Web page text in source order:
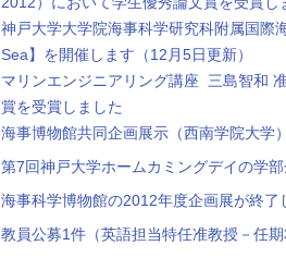
神戸大学大学院海事科学研究科附属国際
Sea】を開催します（12月5日更新）
マリンエンジニアリング講座 三島智和
賞を受賞しました
海事博物館共同企画展示（西南学院大学
第7回神戸大学ホームカミングデイの学
海事科学博物館の2012年度企画展が終了
教員公募1件（英語担当特任准教授－任